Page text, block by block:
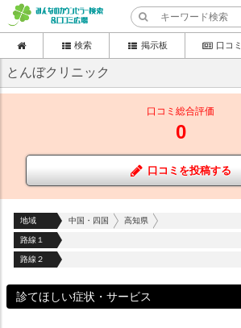
検索 掲示板 口コミ
とんぼクリニック
口コミ総合評価
0
口コミを投稿する
地域 中国・四国 高知県
路線１
路線２
診てほしい症状・サービス